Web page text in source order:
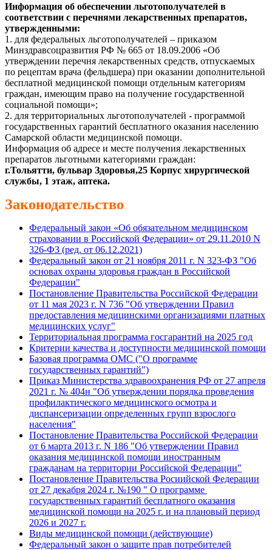
Информация об обеспечении льготополучателей в
соответствии с перечнями лекарственных препаратов,
утвержденными:
1. для федеральных льготополучателей – приказом
Минздравсоцразвития РФ № 665 от 18.09.2006 «Об
утверждении перечня лекарственных средств, отпускаемых
по рецептам врача (фельдшера) при оказании дополнительной
бесплатной медицинской помощи отдельным категориям
граждан, имеющим право на получение государственной
социальной помощи»;
2. для территориальных льготополучателей - программой
государственных гарантий бесплатного оказания населению
Самарской области медицинской помощи.
Информация об адресе и месте получения лекарственных
препаратов льготными категориями граждан:
г.Тольятти, бульвар Здоровья,25 Корпус хирургической
службы, 1 этаж, аптека.
Законодательство
Федеральный закон «Об обязательном медицинском
страховании в Российской Федерации» от 29.11.2010 N
326-ФЗ (ред. от 06.12.2021)
Федеральный закон от 21 ноября 2011 г. N 323-ФЗ "Об
основах охраны здоровья граждан в Российской
Федерации"
Постановление Правительства Российской Федерации
от 11 мая 2023 г. N 736 "Об утверждении Правил
предоставления медицинскими организациями платных
медицинских услуг"
Территориальная программа госгарантий на 2025 год
Критерии качества и доступности медицинской помощи
Базовая программа ОМС ("О программе
государственных гарантий")
Приказ Министерства здравоохранения РФ от 27 апреля
2021 г. № 404н "Об утверждении порядка проведения
профилактического медицинского осмотра и
диспансеризации определенных групп взрослого
населения"
Постановление Правительства Российской Федерации
от 6 марта 2013 г. N 186 "Об утверждении Правил
оказания медицинской помощи иностранным
гражданам на территории Российской Федерации"
Постановление Правительства Росиийской Федерации
от 27 декабря 2024 г. №190 " О программе
государственных гарантий бесплатного оказания
медицинской помощи на 2025 г. и на плановый период
2026 и 2027 г.
Виды медицинской помощи (действующие)
Федеральный закон о защите прав потребителей